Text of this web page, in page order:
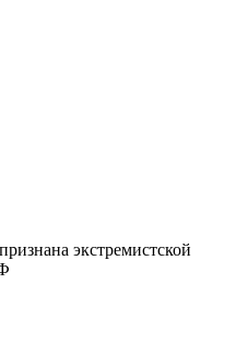
экстремистской